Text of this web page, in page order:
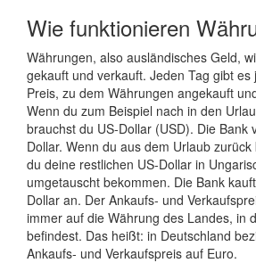
Wie funktionieren
Währungen, also ausländisches Geld,
gekauft und verkauft. Jeden Tag gibt es
Preis, zu dem Währungen angekauft
Wenn du zum Beispiel nach in den
brauchst du US-Dollar (USD). Die Bank
Dollar. Wenn du aus dem Urlaub
du deine restlichen US-Dollar in
umgetauscht bekommen. Die Bank
Dollar an. Der Ankaufs- und
immer auf die Währung des Landes, in
befindest. Das heißt: in Deutschland
Ankaufs- und Verkaufspreis auf Euro.